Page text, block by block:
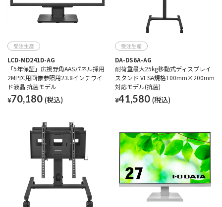
LCD-MD241D-AG
「5年保証」広視野角AASパネル採用
2MP医用画像参照用23.8インチワイ
ド液晶 抗菌モデル
¥70,180
DA-DS6A-AG
耐荷重最大25kg移動式ディスプレイ
スタンド VESA規格100mm×200mm
対応モデル(抗菌)
¥41,580